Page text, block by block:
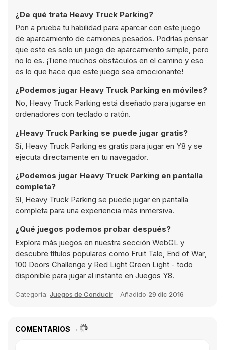
¿De qué trata Heavy Truck Parking?
Pon a prueba tu habilidad para aparcar con este juego
de aparcamiento de camiones pesados. Podrías pensar
que este es solo un juego de aparcamiento simple, pero
no lo es. ¡Tiene muchos obstáculos en el camino y eso
es lo que hace que este juego sea emocionante!
¿Podemos jugar Heavy Truck Parking en móviles?
No, Heavy Truck Parking está diseñado para jugarse en
ordenadores con teclado o ratón.
¿Heavy Truck Parking se puede jugar gratis?
Sí, Heavy Truck Parking es gratis para jugar en Y8 y se
ejecuta directamente en tu navegador.
¿Podemos jugar Heavy Truck Parking en pantalla
completa?
Sí, Heavy Truck Parking se puede jugar en pantalla
completa para una experiencia más inmersiva.
¿Qué juegos podemos probar después?
Explora más juegos en nuestra sección WebGL y
descubre títulos populares como Fruit Tale, End of War,
100 Doors Challenge y Red Light Green Light - todo
disponible para jugar al instante en Juegos Y8.
Categoría: Juegos de Conducir Añadido 29 dic 2016
COMENTARIOS